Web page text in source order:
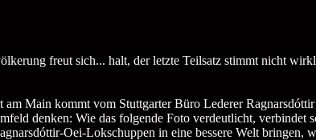
freut sich... halt, der letzte Teilsatz stimmt nicht
Main kommt vom Stuttgarter Büro Lederer
denken: Wie das folgende Foto verdeutlicht,
Oei-Lokschuppen in eine bessere Welt